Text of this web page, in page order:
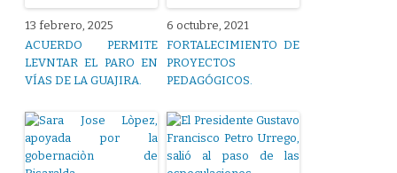
13 febrero, 2025
ACUERDO PERMITE
LEVNTAR EL PARO EN
VÍAS DE LA GUAJIRA.
6 octubre, 2021
FORTALECIMIENTO DE
PROYECTOS
PEDAGÓGICOS.